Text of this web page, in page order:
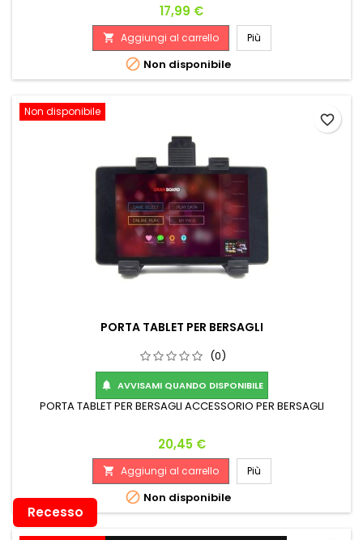
Prezzo
17,99 €
 Aggiungi al carrello Più
 Non disponibile
Non disponibile
PORTA TABLET PER BERSAGLI
(0)
 AVVISAMI QUANDO DISPONIBILE
PORTA TABLET PER BERSAGLI ACCESSORIO PER BERSAGLI
Prezzo
20,45 €
 Aggiungi al carrello Più
 Non disponibile
favorite_border
Recesso